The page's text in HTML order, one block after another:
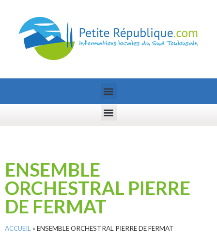
ENSEMBLE
ORCHESTRAL PIERRE
DE FERMAT
ACCUEIL » ENSEMBLE ORCHESTRAL PIERRE DE FERMAT